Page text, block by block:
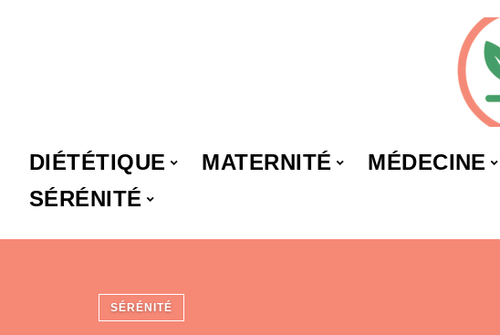
DIÉTÉTIQUE MATERNITÉ MÉDECINE
SÉRÉNITÉ
SÉRÉNITÉ